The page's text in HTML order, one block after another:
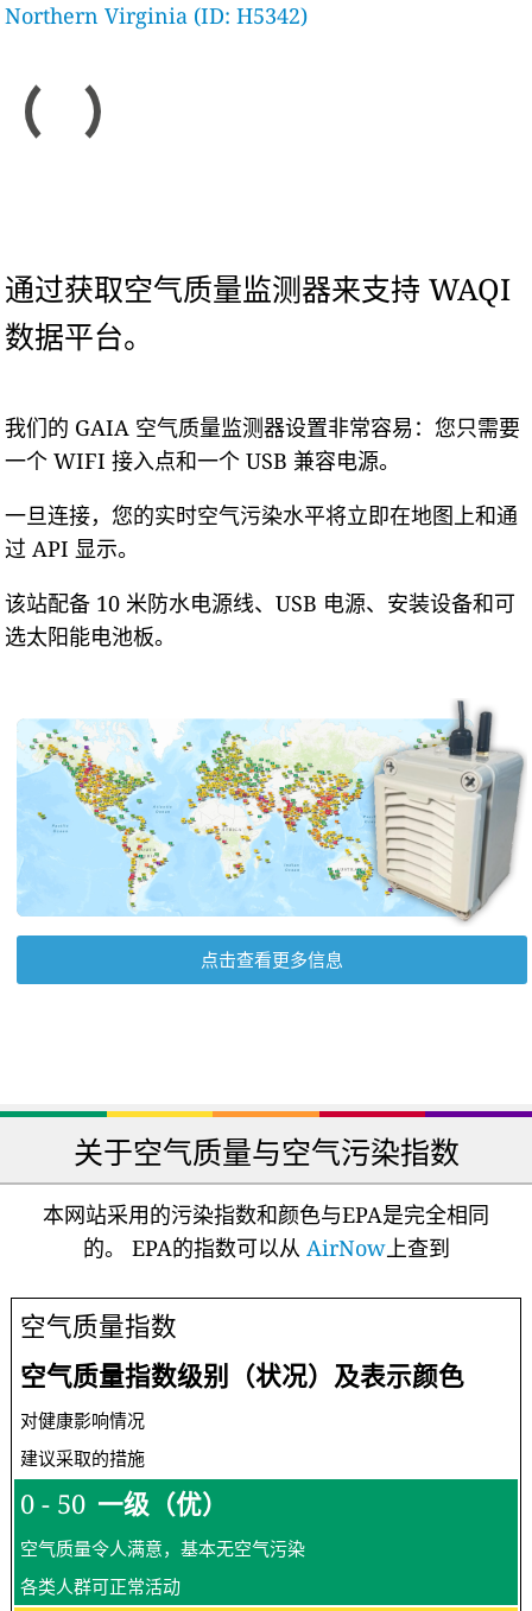
Northern Virginia (ID: H5342)
通过获取空气质量监测器来支持 WAQI
数据平台。
我们的 GAIA 空气质量监测器设置非常容易：您只需要
一个 WIFI 接入点和一个 USB 兼容电源。
一旦连接，您的实时空气污染水平将立即在地图上和通
过 API 显示。
该站配备 10 米防水电源线、USB 电源、安装设备和可
选太阳能电池板。
点击查看更多信息
关于空气质量与空气污染指数
本网站采用的污染指数和颜色与EPA是完全相同
的。 EPA的指数可以从 AirNow上查到
空气质量指数
空气质量指数级别（状况）及表示颜色
对健康影响情况
建议采取的措施
0 - 50 一级（优）
空气质量令人满意，基本无空气污染
各类人群可正常活动